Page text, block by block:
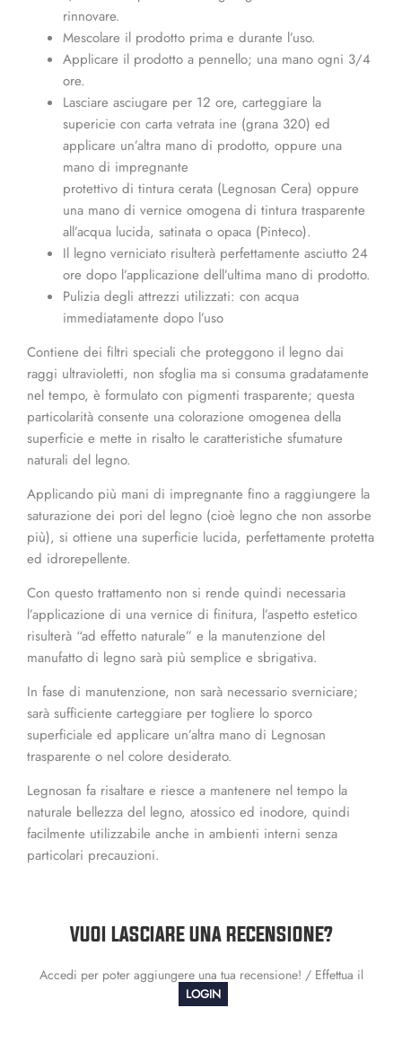
rinnovare.
Mescolare il prodotto prima e durante l’uso.
Applicare il prodotto a pennello; una mano ogni 3/4
ore.
Lasciare asciugare per 12 ore, carteggiare la
supericie con carta vetrata ine (grana 320) ed
applicare un’altra mano di prodotto, oppure una
mano di impregnante
protettivo di tintura cerata (Legnosan Cera) oppure
una mano di vernice omogena di tintura trasparente
all’acqua lucida, satinata o opaca (Pinteco).
Il legno verniciato risulterà perfettamente asciutto 24
ore dopo l’applicazione dell’ultima mano di prodotto.
Pulizia degli attrezzi utilizzati: con acqua
immediatamente dopo l’uso
Contiene dei filtri speciali che proteggono il legno dai
raggi ultravioletti, non sfoglia ma si consuma gradatamente
nel tempo, è formulato con pigmenti trasparente; questa
particolarità consente una colorazione omogenea della
superficie e mette in risalto le caratteristiche sfumature
naturali del legno.
Applicando più mani di impregnante fino a raggiungere la
saturazione dei pori del legno (cioè legno che non assorbe
più), si ottiene una superficie lucida, perfettamente protetta
ed idrorepellente.
Con questo trattamento non si rende quindi necessaria
l’applicazione di una vernice di finitura, l’aspetto estetico
risulterà “ad effetto naturale” e la manutenzione del
manufatto di legno sarà più semplice e sbrigativa.
In fase di manutenzione, non sarà necessario sverniciare;
sarà sufficiente carteggiare per togliere lo sporco
superficiale ed applicare un’altra mano di Legnosan
trasparente o nel colore desiderato.
Legnosan fa risaltare e riesce a mantenere nel tempo la
naturale bellezza del legno, atossico ed inodore, quindi
facilmente utilizzabile anche in ambienti interni senza
particolari precauzioni.
VUOI LASCIARE UNA RECENSIONE?
Accedi per poter aggiungere una tua recensione! / Effettua il
LOGIN